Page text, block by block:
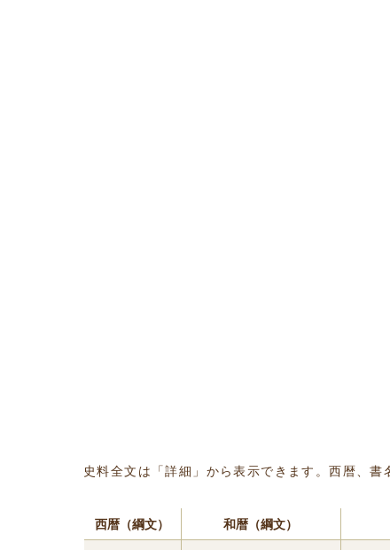
史料全文は「詳細」から表示できます。西暦、書
西暦（綱文） 和暦（綱文）